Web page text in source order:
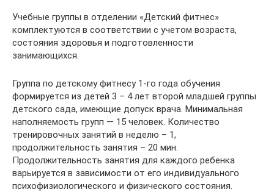
Учебные группы в отделении «Детский фитнес»
комплектуются в соответствии с учетом возраста,
состояния здоровья и подготовленности
занимающихся.
Группа по детскому фитнесу 1-го года обучения
формируется из детей 3 – 4 лет второй младшей группы
детского сада, имеющие допуск врача. Минимальная
наполняемость групп — 15 человек. Количество
тренировочных занятий в неделю – 1,
продолжительность занятия – 20 мин.
Продолжительность занятия для каждого ребенка
варьируется в зависимости от его индивидуального
психофизиологического и физического состояния.